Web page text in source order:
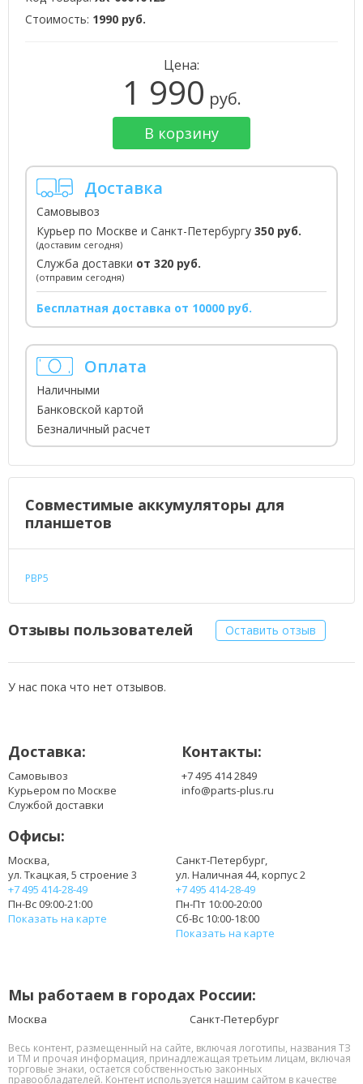
Стоимость: 1990 руб.
Цена:
1 990 руб.
В корзину
Доставка
Самовывоз
Курьер по Москве и Санкт-Петербургу 350 руб.
(доставим сегодня)
Служба доставки от 320 руб.
(отправим сегодня)
Бесплатная доставка от 10000 руб.
Оплата
Наличными
Банковской картой
Безналичный расчет
Совместимые аккумуляторы для
планшетов
PBP5
Отзывы пользователей Оставить отзыв
У нас пока что нет отзывов.
Доставка:
Самовывоз
Курьером по Москве
Службой доставки
Контакты:
+7 495 414 2849
info@parts-plus.ru
Офисы:
Москва,
ул. Ткацкая, 5 строение 3
+7 495 414-28-49
Пн-Вс 09:00-21:00
Показать на карте
Санкт-Петербург,
ул. Наличная 44, корпус 2
+7 495 414-28-49
Пн-Пт 10:00-20:00
Сб-Вс 10:00-18:00
Показать на карте
Мы работаем в городах России:
Москва Санкт-Петербург
Весь контент, размещенный на сайте, включая логотипы, названия ТЗ
и ТМ и прочая информация, принадлежащая третьим лицам, включая
торговые знаки, остается собственностью законных
правообладателей. Контент используется нашим сайтом в качестве